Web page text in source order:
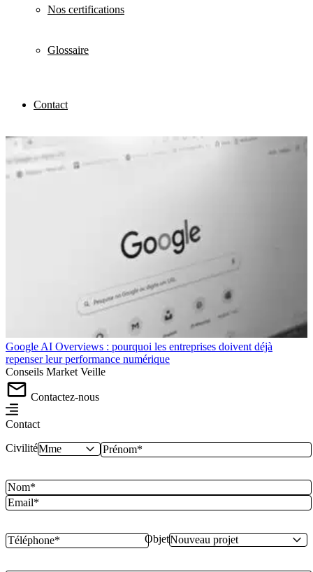
Nos certifications
Glossaire
Contact
Google AI Overviews : pourquoi les entreprises doivent déjà
repenser leur performance numérique
Conseils Market Veille
Contactez-nous
Contact
Civilité
Objet